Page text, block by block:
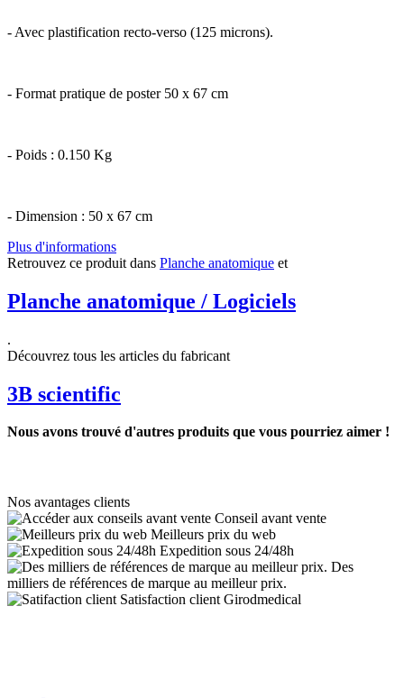
- Avec plastification recto-verso (125 microns).
- Format pratique de poster 50 x 67 cm
- Poids : 0.150 Kg
- Dimension : 50 x 67 cm
Plus d'informations
Retrouvez ce produit dans Planche anatomique et
Planche anatomique / Logiciels
.
Découvrez tous les articles du fabricant
3B scientific
Nous avons trouvé d'autres produits que vous pourriez aimer !
Nos avantages clients
Conseil avant vente
Meilleurs prix du web
Expedition sous 24/48h
Des
milliers de références de marque au meilleur prix.
Satisfaction client Girodmedical